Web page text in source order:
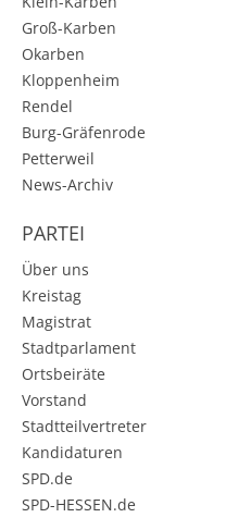
Groß-Karben
Okarben
Kloppenheim
Rendel
Burg-Gräfenrode
Petterweil
News-Archiv
PARTEI
Über uns
Kreistag
Magistrat
Stadtparlament
Ortsbeiräte
Vorstand
Stadtteilvertreter
Kandidaturen
SPD.de
SPD-HESSEN.de